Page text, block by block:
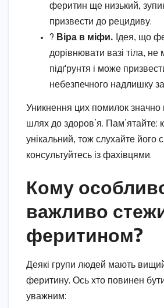
феритин ще низький,
призвести до рецидиву.
? Віра в міфи. Ідея, що
дорівнювати вазі тіла, не
підґрунтя і може
небезпечного надлишку
Уникнення цих помилок значно
шлях до здоров’я. Пам’ятайте:
унікальний, тож слухайте його
консультуйтесь із фахівцями.
Кому
важливо
феритином?
Деякі групи людей мають
феритину. Ось хто повинен
уважним: